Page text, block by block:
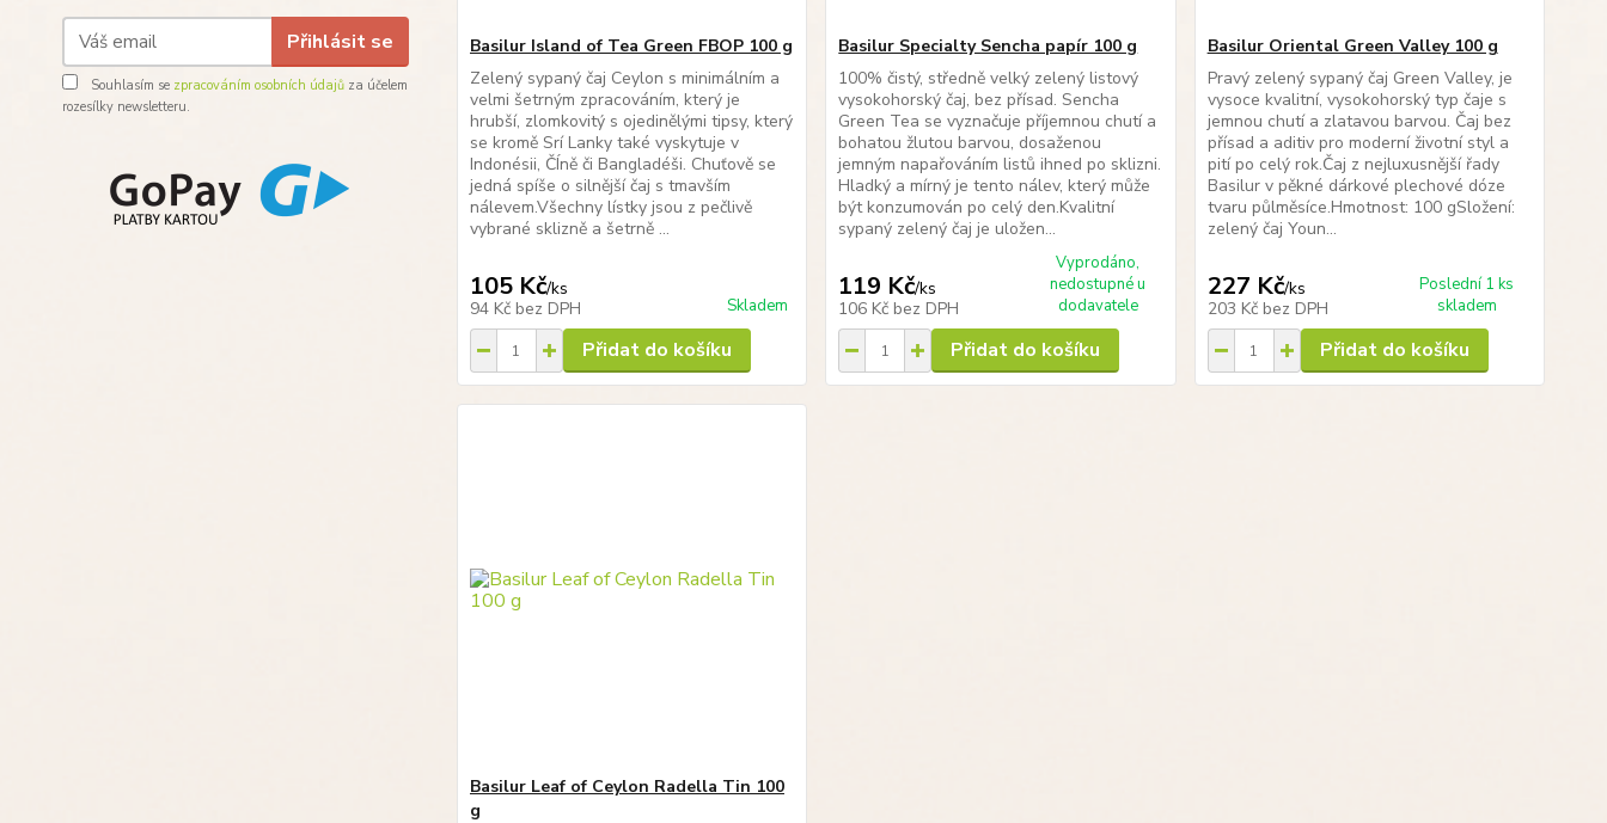
Přihlásit se
Souhlasím se zpracováním osobních údajů za účelem
rozesílky newsletteru.
Basilur Island of Tea Green FBOP 100 g
Zelený sypaný čaj Ceylon s minimálním a
velmi šetrným zpracováním, který je
hrubší, zlomkovitý s ojedinělými tipsy, který
se kromě Srí Lanky také vyskytuje v
Indonésii, ČÍně či Bangladéši. Chuťově se
jedná spíše o silnější čaj s tmavším
nálevem.Všechny lístky jsou z pečlivě
vybrané sklizně a šetrně ...
105 Kč/ks
94 Kč bez DPH Skladem
Přidat do košíku
Basilur Specialty Sencha papír 100 g
100% čistý, středně velký zelený listový
vysokohorský čaj, bez přísad. Sencha
Green Tea se vyznačuje příjemnou chutí a
bohatou žlutou barvou, dosaženou
jemným napařováním listů ihned po sklizni.
Hladký a mírný je tento nálev, který může
být konzumován po celý den.Kvalitní
sypaný zelený čaj je uložen...
119 Kč/ks
106 Kč bez DPH
Vyprodáno,
nedostupné u
dodavatele
Přidat do košíku
Basilur Oriental Green Valley 100 g
Pravý zelený sypaný čaj Green Valley, je
vysoce kvalitní, vysokohorský typ čaje s
jemnou chutí a zlatavou barvou. Čaj bez
přísad a aditiv pro moderní životní styl a
pití po celý rok.Čaj z nejluxusnější řady
Basilur v pěkné dárkové plechové dóze
tvaru půlměsíce.Hmotnost: 100 gSložení:
zelený čaj Youn...
227 Kč/ks
203 Kč bez DPH
Poslední 1 ks
skladem
Přidat do košíku
Basilur Leaf of Ceylon Radella Tin 100
g